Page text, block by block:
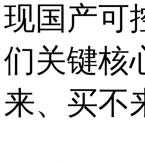
现国产可
们关键核
来、买不